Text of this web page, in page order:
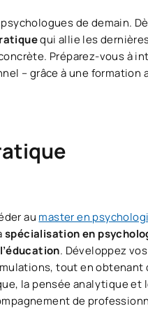
de demain.
qui allie les
Préparez-vous à
– grâce à une formation
au master en
spécialisation en
. Développez vos
tout en obtenant
la pensée analytique et
de